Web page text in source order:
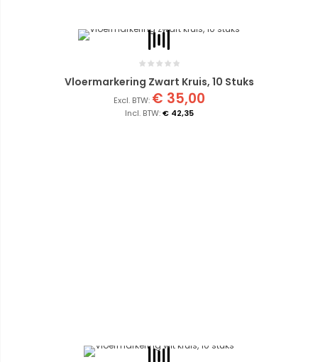
Vloermarkering Zwart Kruis, 10 Stuks
€ 42,35
€ 35,00